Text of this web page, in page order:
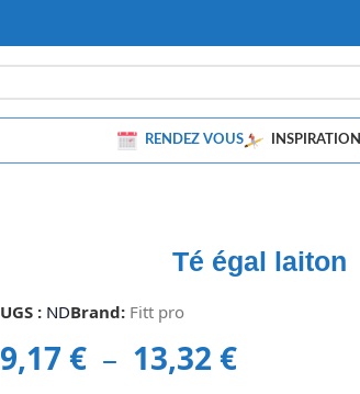
RENDEZ VOUS INSPIRATION
Té égal laiton
UGS : NDBrand: Fitt pro
9,17 € – 13,32 €